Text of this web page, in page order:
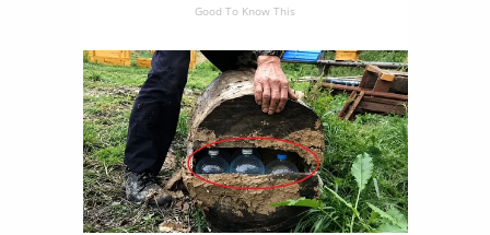
Good To Know This